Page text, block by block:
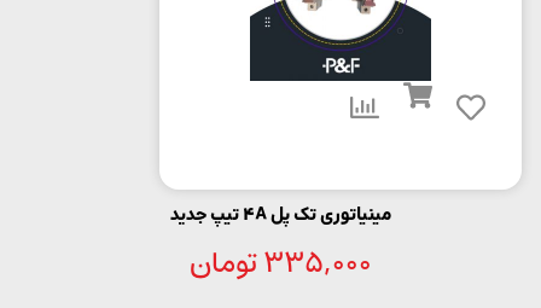
مینیاتوری تک پل 4A تیپ جدید
335,000تومان